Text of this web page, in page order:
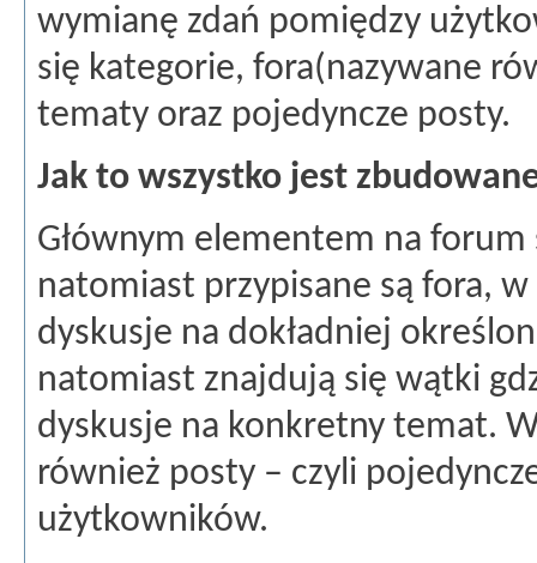
wymianę zdań pomiędzy
się kategorie, fora(nazywane
tematy oraz pojedyncze posty.
Jak to wszystko jest
Głównym elementem na
natomiast przypisane są fora,
dyskusje na dokładniej
natomiast znajdują się wątki
dyskusje na konkretny temat.
również posty – czyli
użytkowników.